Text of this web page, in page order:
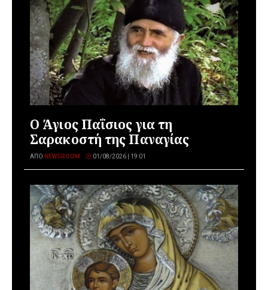
Ο Άγιος Παΐσιος για τη
Σαρακοστή της Παναγίας
ΑΠΌ NEWSROOM 01/08/2026 | 19:01